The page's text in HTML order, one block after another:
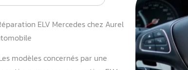
I. Réparation ELV Mercedes chez Aurel